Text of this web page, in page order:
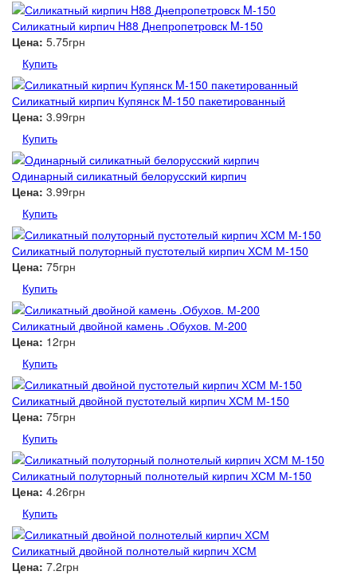
Силикатный кирпич H88 Днепропетровск M-150
Цена: 5.75грн
Купить
Силикатный кирпич Купянск M-150 пакетированный
Цена: 3.99грн
Купить
Одинарный силикатный белорусский кирпич
Цена: 3.99грн
Купить
Силикатный полуторный пустотелый кирпич ХСМ М-150
Цена: 75грн
Купить
Силикатный двойной камень .Обухов. М-200
Цена: 12грн
Купить
Силикатный двойной пустотелый кирпич ХСМ М-150
Цена: 75грн
Купить
Силикатный полуторный полнотелый кирпич ХСМ М-150
Цена: 4.26грн
Купить
Силикатный двойной полнотелый кирпич ХСМ
Цена: 7.2грн